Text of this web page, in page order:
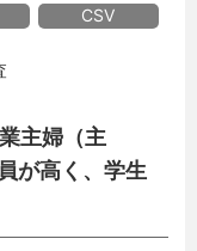
CSV
主婦（主
が高く、学生